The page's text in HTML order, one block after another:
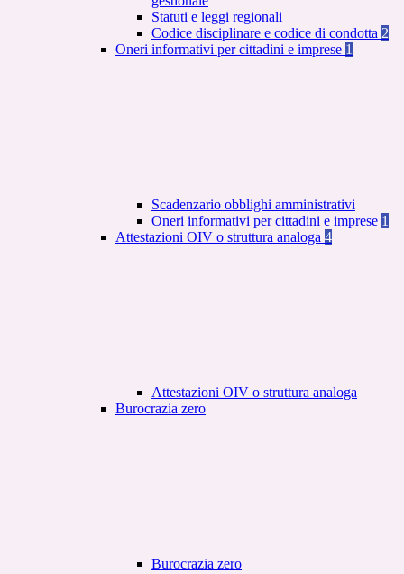
Statuti e leggi regionali
Codice disciplinare e codice di condotta 2
Oneri informativi per cittadini e imprese 1
Scadenzario obblighi amministrativi
Oneri informativi per cittadini e imprese 1
Attestazioni OIV o struttura analoga 4
Attestazioni OIV o struttura analoga
Burocrazia zero
Burocrazia zero